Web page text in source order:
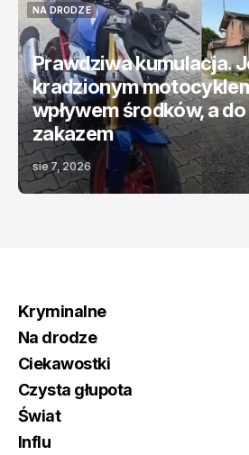
NA DRODZE
NA DRODZE
Prawdziwa kumulacja.
kradzionym
wpływem środków, a
zakazem
sie 7, 2026
Kryminalne
Na drodze
Ciekawostki
Czysta głupota
Świat
Influ